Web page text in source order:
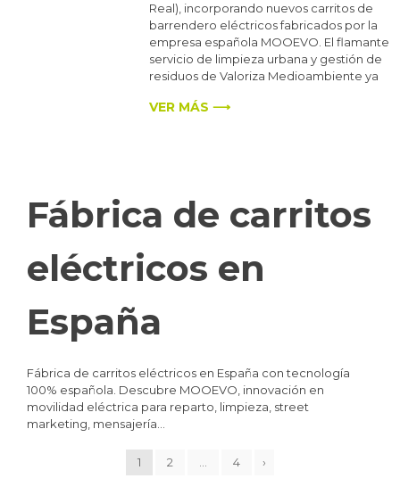
Real), incorporando nuevos carritos de
barrendero eléctricos fabricados por la
empresa española MOOEVO. El flamante
servicio de limpieza urbana y gestión de
residuos de Valoriza Medioambiente ya
VER MÁS ⟶
Fábrica de carritos
eléctricos en
España
Fábrica de carritos eléctricos en España con tecnología
100% española. Descubre MOOEVO, innovación en
movilidad eléctrica para reparto, limpieza, street
marketing, mensajería…
1 2 4 ›